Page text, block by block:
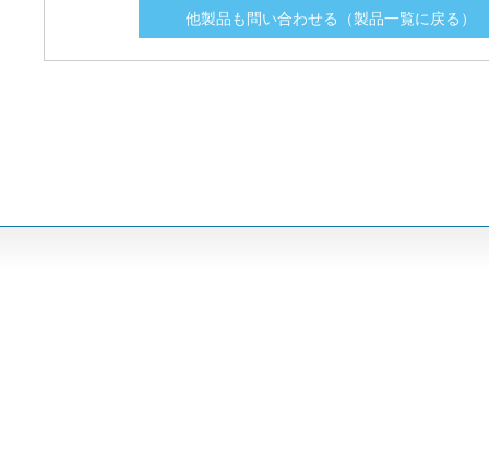
MMIX1Y100N120C3H1
MMIX1Y100N120C3H1
他製品も問い合わせる（製品一覧に戻る）